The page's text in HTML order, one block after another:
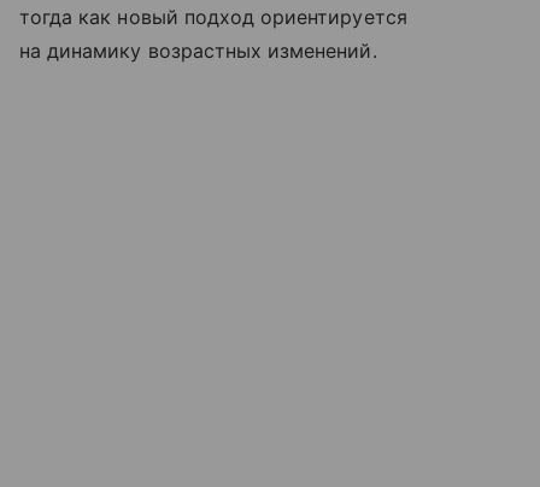
тогда как новый подход ориентируется
на динамику возрастных изменений.